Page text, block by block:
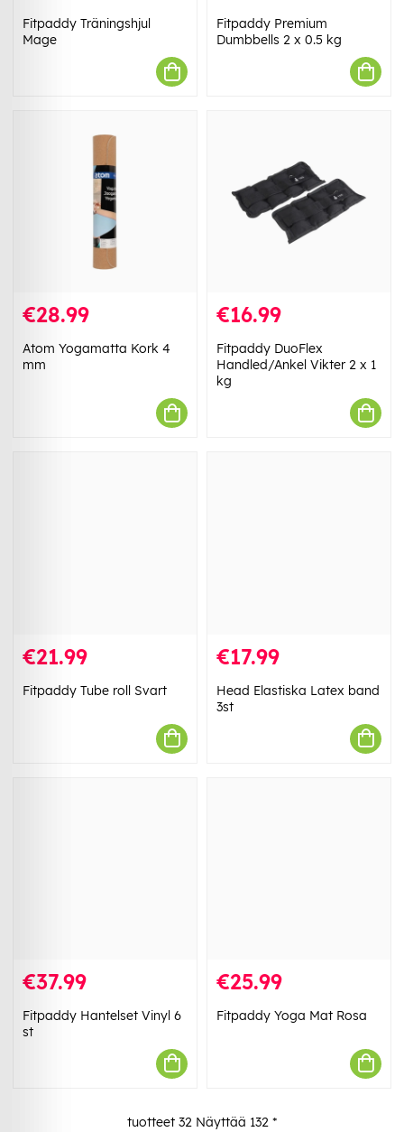
Fitpaddy Träningshjul
Mage
Fitpaddy Premium
Dumbbells 2 x 0.5 kg
€28.99
Atom Yogamatta Kork 4
mm
€16.99
Fitpaddy DuoFlex
Handled/Ankel Vikter 2 x 1
kg
€21.99
Fitpaddy Tube roll Svart
€17.99
Head Elastiska Latex band
3st
€37.99
Fitpaddy Hantelset Vinyl 6
st
€25.99
Fitpaddy Yoga Mat Rosa
tuotteet 32 Näyttää 132 *